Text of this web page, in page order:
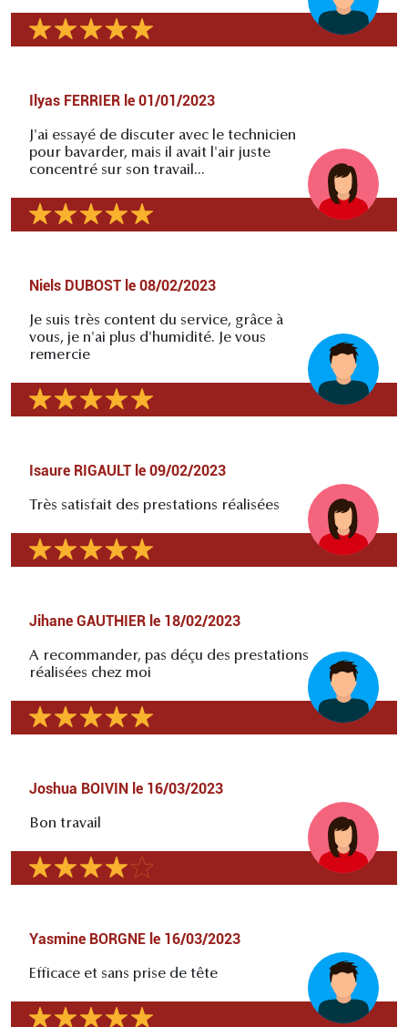
Ilyas FERRIER le 01/01/2023
J'ai essayé de discuter avec le technicien
pour bavarder, mais il avait l'air juste
concentré sur son travail...
Niels DUBOST le 08/02/2023
Je suis très content du service, grâce à
vous, je n'ai plus d'humidité. Je vous
remercie
Isaure RIGAULT le 09/02/2023
Très satisfait des prestations réalisées
Jihane GAUTHIER le 18/02/2023
A recommander, pas déçu des prestations
réalisées chez moi
Joshua BOIVIN le 16/03/2023
Bon travail
Yasmine BORGNE le 16/03/2023
Efficace et sans prise de tête